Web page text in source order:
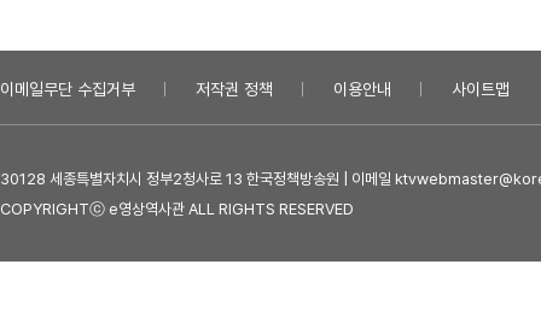
이메일무단 수집거부 저작권 정책 이용안내 사이트맵
30128 세종특별자치시 정부2청사로 13 한국정책방송원 | 이메일
COPYRIGHTⓒ e영상역사관 ALL RIGHTS RESERVED